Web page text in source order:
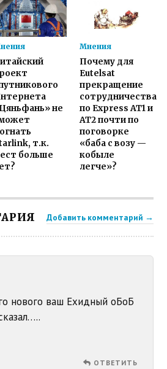
не
т.к.
больше
Мнения
Почему для
Eutelsat
прекращение
сотрудничества
по Express AT1 и
AT2 почти по
поговорке
«баба с возу —
кобыле
легче»?
Добавить комментарий →
нового ваш Ехидный оБоБ
ОТВЕТИТЬ